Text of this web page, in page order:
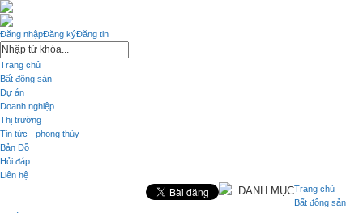
Đăng ký
Đăng nhập Đăng tin
Trang chủ
Bất động sản
Dự án
Doanh nghiệp
Thị trường
Tin tức - phong thủy
Bản Đồ
Hỏi đáp
Liên hệ
DANH MỤCTrang chủ
Bất động sản